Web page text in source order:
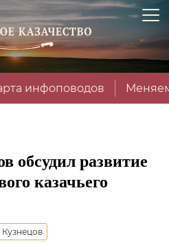
инфоповодов
обсудил развитие
казачьего